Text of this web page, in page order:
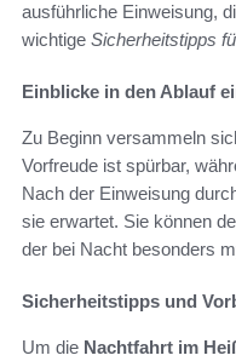
ausführliche Einweisung,
wichtige Sicherheitstipps
Einblicke in den Ablauf
Zu Beginn versammeln
Vorfreude ist spürbar,
Nach der Einweisung
sie erwartet. Sie können
der bei Nacht besonders
Sicherheitstipps und
Um die Nachtfahrt im